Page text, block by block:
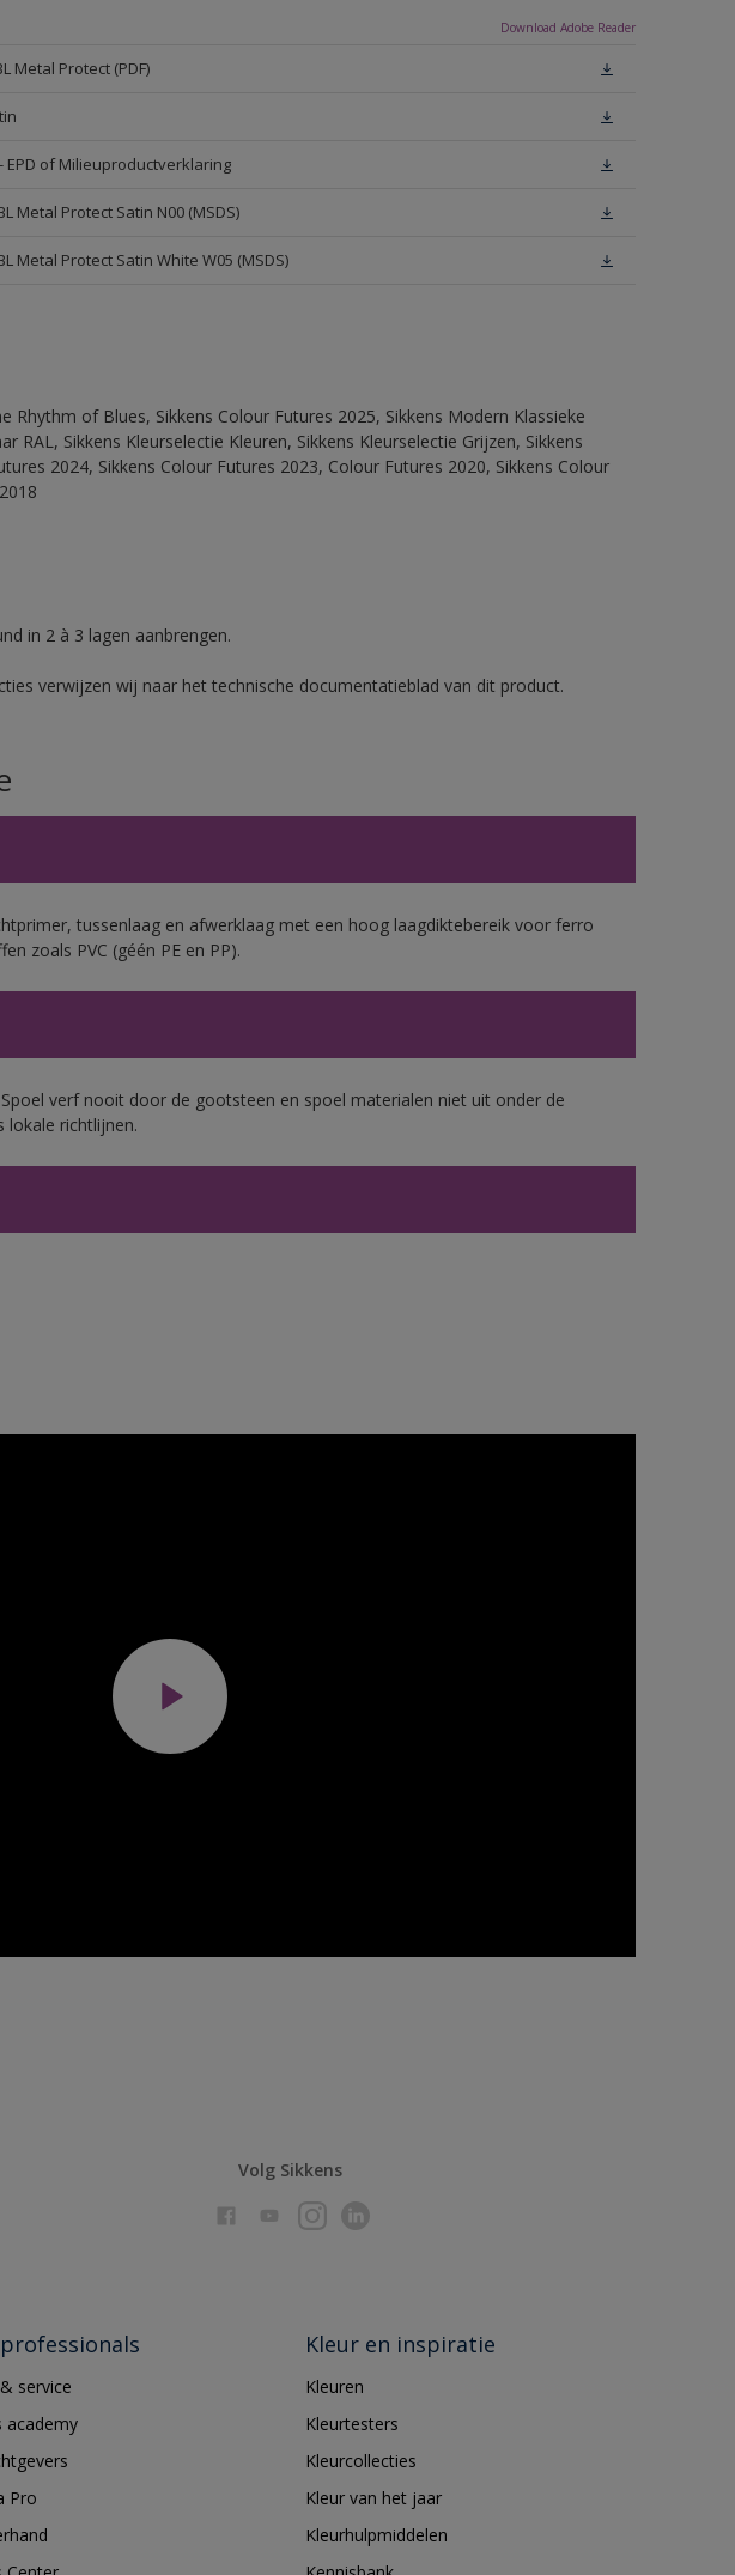
Download Adobe Reader
Metal Protect (PDF)
of Milieuproductverklaring
Metal Protect Satin N00 (MSDS)
Metal Protect Satin White W05 (MSDS)
Rhythm of Blues, Sikkens Colour Futures 2025, Sikkens Modern Klassieke
RAL, Sikkens Kleurselectie Kleuren, Sikkens Kleurselectie Grijzen, Sikkens
2024, Sikkens Colour Futures 2023, Colour Futures 2020, Sikkens Colour
in 2 à 3 lagen aanbrengen.
verwijzen wij naar het technische documentatieblad van dit product.
tussenlaag en afwerklaag met een hoog laagdiktebereik voor ferro
zoals PVC (géén PE en PP).
verf nooit door de gootsteen en spoel materialen niet uit onder de
lokale richtlijnen.
Volg Sikkens
service
academy
Pro
Kleur en inspiratie
Kleuren
Kleurtesters
Kleurcollecties
Kleur van het jaar
Kleurhulpmiddelen